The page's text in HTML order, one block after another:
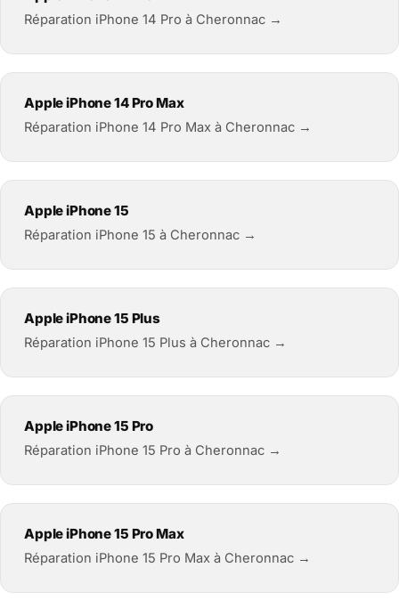
Réparation iPhone 14 Pro à Cheronnac →
Apple iPhone 14 Pro Max
Réparation iPhone 14 Pro Max à Cheronnac →
Apple iPhone 15
Réparation iPhone 15 à Cheronnac →
Apple iPhone 15 Plus
Réparation iPhone 15 Plus à Cheronnac →
Apple iPhone 15 Pro
Réparation iPhone 15 Pro à Cheronnac →
Apple iPhone 15 Pro Max
Réparation iPhone 15 Pro Max à Cheronnac →